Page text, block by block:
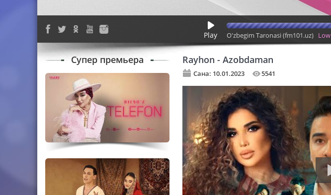
Play Low
O'zbegim Taronasi (fm101.uz)
Rayhon - Azobdaman
Сана: 10.01.2023 5541
Супер премьера